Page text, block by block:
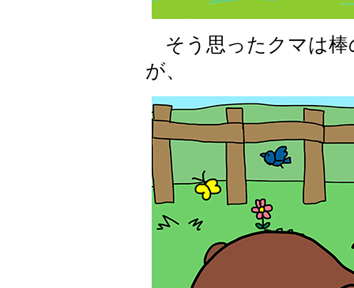
そう思ったクマは棒
が、